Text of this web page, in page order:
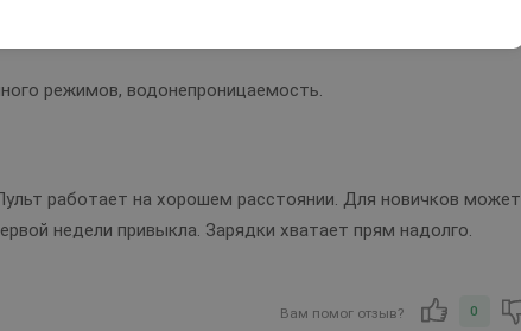
режимов, водонепроницаемость.
работает на хорошем расстоянии. Для новичков может
недели привыкла. Зарядки хватает прям надолго.
Вам помог отзыв? 0